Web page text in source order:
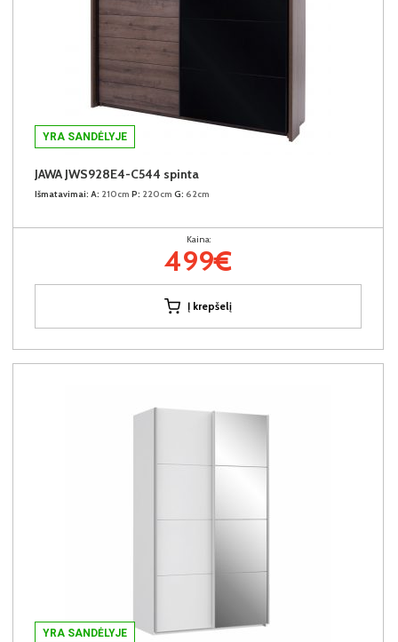
YRA SANDĖLYJE
JAWA JWS928E4-C544 spinta
Išmatavimai: A: 210cm P: 220cm G: 62cm
Kaina:
499€
Į krepšelį
YRA SANDĖLYJE